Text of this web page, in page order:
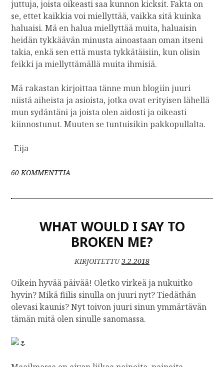
juttuja, joista oikeasti saa kunnon kicksit. Fakta on
se, ettet kaikkia voi miellyttää, vaikka sitä kuinka
haluaisi. Mä en halua miellyttää muita, haluaisin
heidän tykkäävän minusta ainoastaan oman itseni
takia, enkä sen että musta tykkätäisiin, kun olisin
feikki ja miellyttämällä muita ihmisiä.
Mä rakastan kirjoittaa tänne mun blogiin juuri
niistä aiheista ja asioista, jotka ovat erityisen lähellä
mun sydäntäni ja joista olen aidosti ja oikeasti
kiinnostunut. Muuten se tuntuisikin pakkopullalta.
-Eija
60 KOMMENTTIA
K
E
L
R
A
K
A
WHAT WOULD I SAY TO
BROKEN ME?
KIRJOITETTU3.2.2018
Oikein hyvää päivää! Oletko virkeä ja nukuitko
hyvin? Mikä fiilis sinulla on juuri nyt? Tiedäthän
olevasi kaunis? Nyt toivon juuri sinun ymmärtävän
tämän mitä olen sinulle sanomassa.